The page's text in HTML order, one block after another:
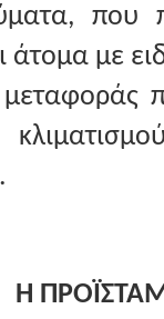
που
άτομα με
Η